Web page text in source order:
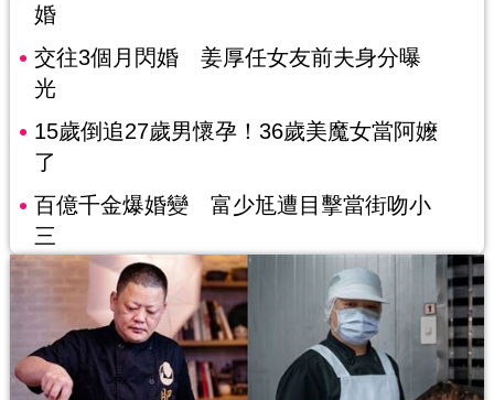
婚
交往3個月閃婚 姜厚任女友前夫身分曝
光
15歲倒追27歲男懷孕！36歲美魔女當阿嬤
了
百億千金爆婚變 富少尪遭目擊當街吻小
三